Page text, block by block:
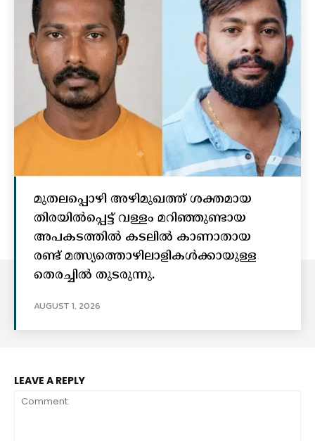
മുതലപ്പൊഴി അഴിമുഖത്ത് ശക്തമായ
തിരയിൽപ്പെട്ട് വള്ളം മറിഞ്ഞുണ്ടായ
അപകടത്തിൽ കടലിൽ കാണാതായ
രണ്ട് മത്സ്യത്തൊഴിലാളികൾക്കായുള്ള
തെരച്ചിൽ തുടരുന്നു.
AUGUST 1, 2026
LEAVE A REPLY